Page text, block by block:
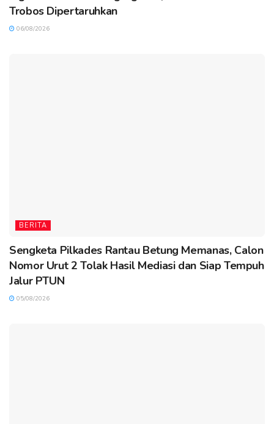
Trobos Dipertaruhkan
06/08/2026
BERITA
Sengketa Pilkades Rantau Betung Memanas, Calon
Nomor Urut 2 Tolak Hasil Mediasi dan Siap Tempuh
Jalur PTUN
05/08/2026